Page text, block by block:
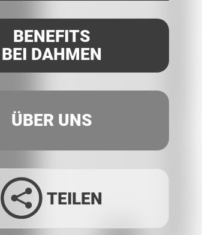
BENEFITS
BEI DAHMEN
ÜBER UNS
TEILEN